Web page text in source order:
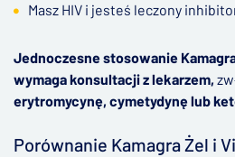
Masz HIV i jesteś leczony
Jednoczesne stosowanie
wymaga konsultacji z lekarzem,
erytromycynę, cymetydynę lub
Porównanie Kamagra Żel i